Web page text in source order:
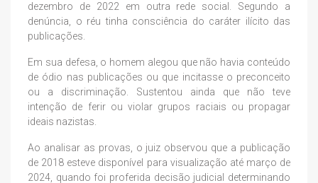
dezembro de 2022 em outra rede social. Segundo a
denúncia, o réu tinha consciência do caráter ilícito das
publicações.
Em sua defesa, o homem alegou que não havia conteúdo
de ódio nas publicações ou que incitasse o preconceito
ou a discriminação. Sustentou ainda que não teve
intenção de ferir ou violar grupos raciais ou propagar
ideais nazistas.
Ao analisar as provas, o juiz observou que a publicação
de 2018 esteve disponível para visualização até março de
2024, quando foi proferida decisão judicial determinando